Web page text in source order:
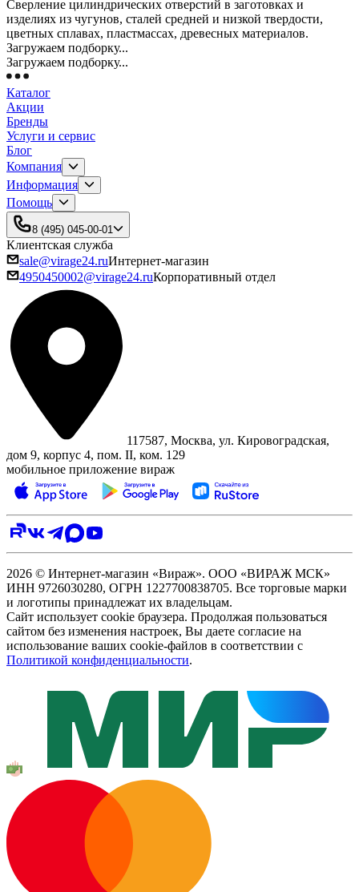
Сверление цилиндрических отверстий в заготовках и
изделиях из чугунов, сталей средней и низкой твердости,
цветных сплавах, пластмассах, древесных материалов.
Загружаем подборку...
Загружаем подборку...
Каталог
Акции
Бренды
Услуги и сервис
Блог
Компания
Информация
Помощь
8 (495) 045-00-01
Клиентская служба
sale@virage24.ruИнтернет-магазин
4950450002@virage24.ruКорпоративный отдел
117587, Москва, ул. Кировоградская,
дом 9, корпус 4, пом. II, ком. 129
мобильное приложение вираж
2026 © Интернет-магазин «Вираж». ООО «ВИРАЖ МСК»
ИНН 9726030280, ОГРН 1227700838705. Все торговые марки
и логотипы принадлежат их владельцам.
Сайт использует cookie браузера. Продолжая пользоваться
сайтом без изменения настроек, Вы даете согласие на
использование ваших cookie-файлов в соответствии с
Политикой конфиденциальности.